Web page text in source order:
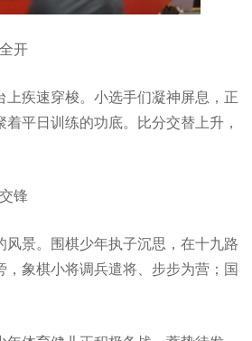
开
疾速穿梭。小选手们凝神屏息，正
平日训练的功底。比分交替上升，
锋
景。围棋少年执子沉思，在十九路
象棋小将调兵遣将、步步为营；国